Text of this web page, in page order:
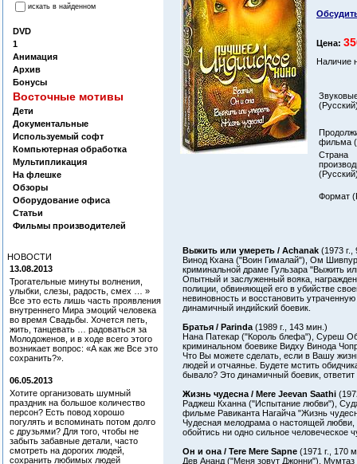
искать в найденном
DVD
1
Анимация
Архив
Бонусы
Восточные мотивы
Дети
Документальные
Используемый софт
Компьютерная обработка
Мультипликация
На флешке
Обзоры
Оборудование офиса
Статьи
Фильмы производителей
НОВОСТИ
13.08.2013
Трогательные минуты волнения,
улыбки, слезы, радость, смех … »
Все это есть лишь часть проявления
внутреннего Мира эмоций человека
во время Свадьбы. Хочется петь,
жить, танцевать … радоваться за
Молодоженов, и в ходе всего этого
возникает вопрос: «А как же Все это
сохранить?».
06.05.2013
Хотите организовать шумный
праздник на большое количество
персон? Есть повод хорошо
погулять и вспоминать потом долго
с друзьями? Для того, чтобы не
забыть забавные детали, часто
смотреть на дорогих людей,
сохранить любимых людей
Цена:
Наличие
фильма
Страна
Формат
Выжить или умереть / Achanak (1973 г.,
Винод Кхана ("Воин Гималай"), Ом
криминальной драме Гульзара "Выжить
Опытный и заслуженный вояка,
полиции, обвиняющей его в убийстве
невиновность и восстановить
динамичный индийский боевик.
Братья / Parinda (1989 г., 143 мин.)
Нана Патекар ("Король блефа"), Суреш
криминальном боевике Видху Винода
Что Вы можете сделать, если в Вашу
людей и отчаянье. Будете мстить
бывало? Это динамичный боевик,
Жизнь чудесна / Mere Jeevan Saathi
Раджеш Кханна ("Испытание любви"),
фильме Равиканта Нагайча "Жизнь
Чудесная мелодрама о настоящей любви,
обойтись ни одно сильное человеческое
Он и она / Tere Mere Sapne (1971 г., 170
Дев Ананд ("Меня зовут Джонни"),